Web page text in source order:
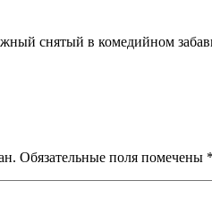
снятый в комедийном
Обязательные поля помечены *